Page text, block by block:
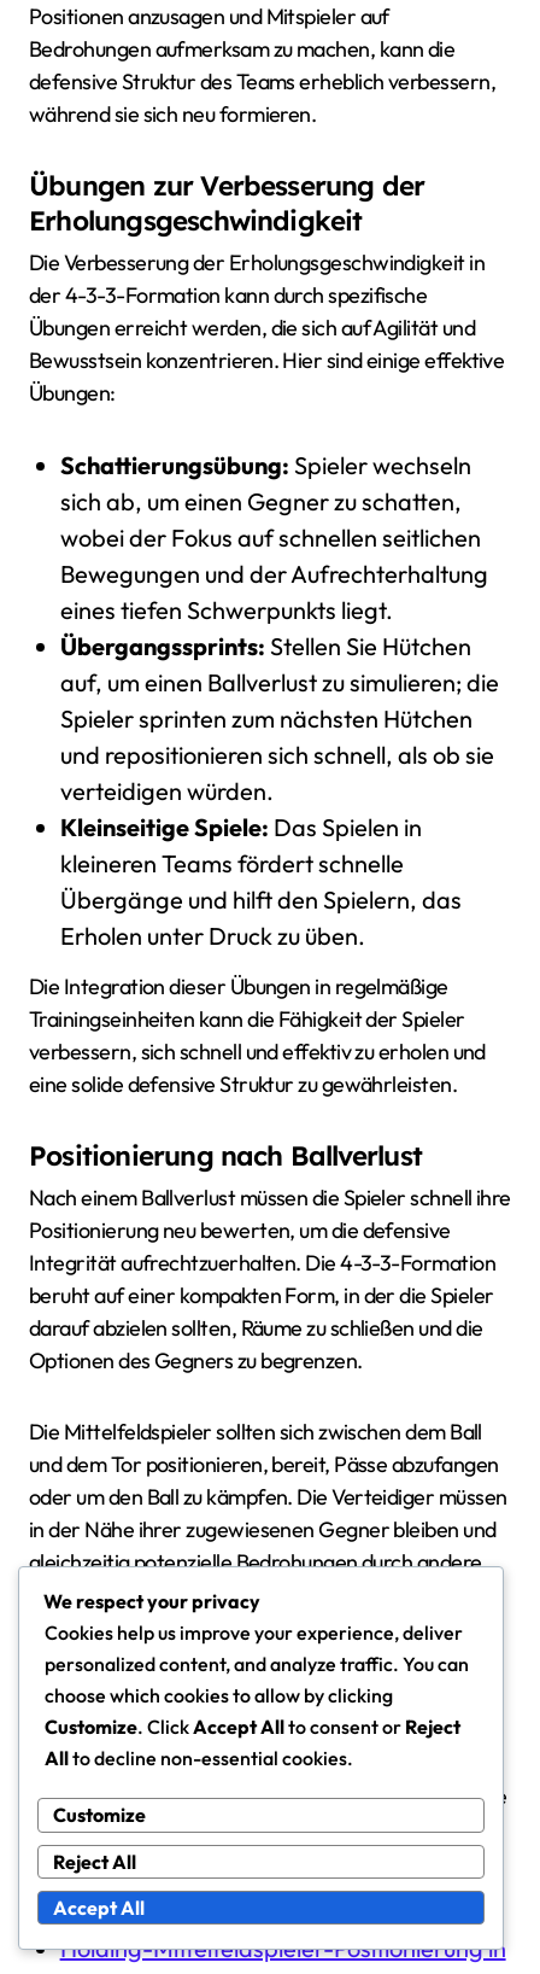
Positionen anzusagen und Mitspieler auf
Bedrohungen aufmerksam zu machen, kann die
defensive Struktur des Teams erheblich verbessern,
während sie sich neu formieren.
Übungen zur Verbesserung der
Erholungsgeschwindigkeit
Die Verbesserung der Erholungsgeschwindigkeit in
der 4-3-3-Formation kann durch spezifische
Übungen erreicht werden, die sich auf Agilität und
Bewusstsein konzentrieren. Hier sind einige effektive
Übungen:
Schattierungsübung: Spieler wechseln
sich ab, um einen Gegner zu schatten,
wobei der Fokus auf schnellen seitlichen
Bewegungen und der Aufrechterhaltung
eines tiefen Schwerpunkts liegt.
Übergangssprints: Stellen Sie Hütchen
auf, um einen Ballverlust zu simulieren; die
Spieler sprinten zum nächsten Hütchen
und repositionieren sich schnell, als ob sie
verteidigen würden.
Kleinseitige Spiele: Das Spielen in
kleineren Teams fördert schnelle
Übergänge und hilft den Spielern, das
Erholen unter Druck zu üben.
Die Integration dieser Übungen in regelmäßige
Trainingseinheiten kann die Fähigkeit der Spieler
verbessern, sich schnell und effektiv zu erholen und
eine solide defensive Struktur zu gewährleisten.
Positionierung nach Ballverlust
Nach einem Ballverlust müssen die Spieler schnell ihre
Positionierung neu bewerten, um die defensive
Integrität aufrechtzuerhalten. Die 4-3-3-Formation
beruht auf einer kompakten Form, in der die Spieler
darauf abzielen sollten, Räume zu schließen und die
Optionen des Gegners zu begrenzen.
Die Mittelfeldspieler sollten sich zwischen dem Ball
und dem Tor positionieren, bereit, Pässe abzufangen
oder um den Ball zu kämpfen. Die Verteidiger müssen
in der Nähe ihrer zugewiesenen Gegner bleiben und
gleichzeitig potenzielle Bedrohungen durch andere
Angreifer im Auge behalten.
Darüber hinaus sollten die Spieler vermeiden, sich zu
sehr auf den Ball zu konzentrieren, da dies Lücken in
der Verteidigung schaffen kann. Die
Aufrechterhaltung einer ausgewogenen Formation
ermöglicht eine schnellere Erholung und eine bessere
Abdeckung des Spielfelds.
Verwandte Artikel
Holding-Mittelfeldspieler-Positionierung in
We respect your privacy
Cookies help us improve your experience, deliver
personalized content, and analyze traffic. You can
choose which cookies to allow by clicking
Customize. ClickAccept Allto consent or Reject
Allto decline non-essential cookies.
Customize
Reject All
Accept All